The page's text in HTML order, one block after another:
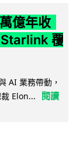
億年收
覆
AI 業務帶動，
Elon...
閱讀